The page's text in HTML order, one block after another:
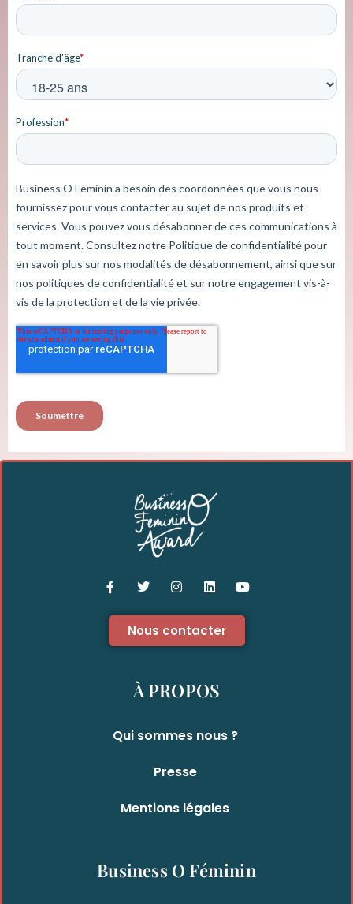
Nous contacter
À PROPOS
Qui sommes nous ?
Presse
Mentions légales
Business O Féminin